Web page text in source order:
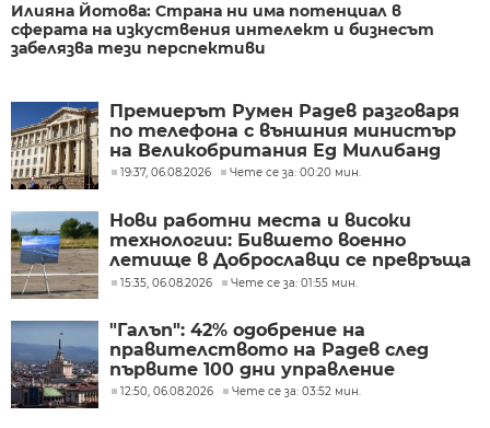
Илияна Йотова: Страна ни има потенциал в
сферата на изкуствения интелект и бизнесът
забелязва тези перспективи
Премиерът Румен Радев разговаря
по телефона с външния министър
на Великобритания Ед Милибанд
19:37, 06.08.2026 Чете се за: 00:20 мин.
Нови работни места и високи
технологии: Бившето военно
летище в Доброславци се превръща
в голям космически център
15:35, 06.08.2026 Чете се за: 01:55 мин.
"Галъп": 42% одобрение на
правителството на Радев след
първите 100 дни управление
12:50, 06.08.2026 Чете се за: 03:52 мин.